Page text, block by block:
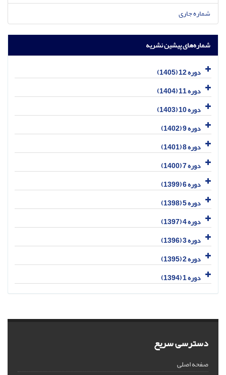
شماره جاری
شماره‌های پیشین نشریه
دوره 12 (1405)
دوره 11 (1404)
دوره 10 (1403)
دوره 9 (1402)
دوره 8 (1401)
دوره 7 (1400)
دوره 6 (1399)
دوره 5 (1398)
دوره 4 (1397)
دوره 3 (1396)
دوره 2 (1395)
دوره 1 (1394)
دسترسی سریع
صفحه اصلی